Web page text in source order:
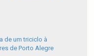
de um triciclo à
de Porto Alegre